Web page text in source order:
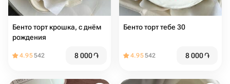
Бенто торт крошка, с днём
рождения
4.95542 8 000֏
Бенто торт тебе 30
4.95542 8 000֏